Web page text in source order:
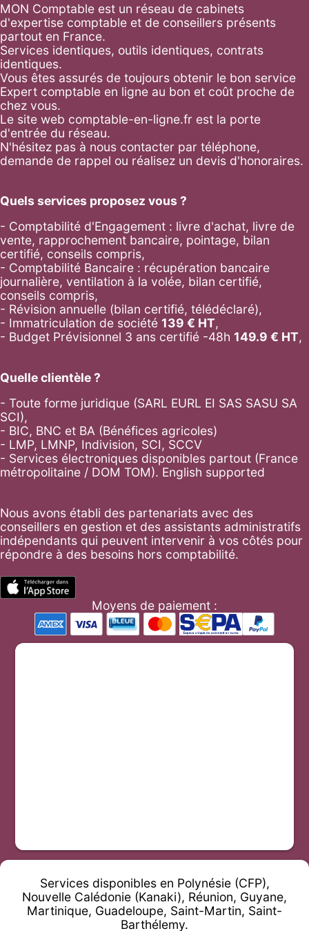
MON Comptable est un réseau de cabinets
d'expertise comptable et de conseillers présents
partout en France.
Services identiques, outils identiques, contrats
identiques.
Vous êtes assurés de toujours obtenir le bon service
Expert comptable en ligne au bon et coût proche de
chez vous.
Le site web comptable-en-ligne.fr est la porte
d'entrée du réseau.
N'hésitez pas à nous contacter par téléphone,
demande de rappel ou réalisez un devis d'honoraires.
Quels services proposez vous ?
- Comptabilité d'Engagement : livre d'achat, livre de
vente, rapprochement bancaire, pointage, bilan
certifié, conseils compris,
- Comptabilité Bancaire : récupération bancaire
journalière, ventilation à la volée, bilan certifié,
conseils compris,
- Révision annuelle (bilan certifié, télédéclaré),
- Immatriculation de société 139 € HT,
- Budget Prévisionnel 3 ans certifié -48h 149.9 € HT,
Quelle clientèle ?
- Toute forme juridique (SARL EURL EI SAS SASU SA
SCI),
- BIC, BNC et BA (Bénéfices agricoles)
- LMP, LMNP, Indivision, SCI, SCCV
- Services électroniques disponibles partout (France
métropolitaine / DOM TOM). English supported
Nous avons établi des partenariats avec des
conseillers en gestion et des assistants administratifs
indépendants qui peuvent intervenir à vos côtés pour
répondre à des besoins hors comptabilité.
Moyens de paiement :
Services disponibles en Polynésie (CFP),
Nouvelle Calédonie (Kanaki), Réunion, Guyane,
Martinique, Guadeloupe, Saint-Martin, Saint-
Barthélemy.